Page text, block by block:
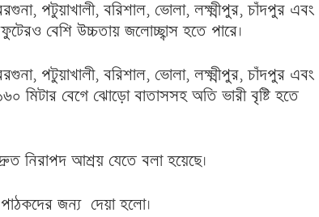
পটুয়াখালী, বরিশাল, ভোলা, লক্ষ্মীপুর, চাঁদপুর এবং
বেশি উচ্চতায় জলোচ্ছ্বাস হতে পারে।
পটুয়াখালী, বরিশাল, ভোলা, লক্ষ্মীপুর, চাঁদপুর এবং
মিটার বেগে ঝোড়ো বাতাসসহ অতি ভারী বৃষ্টি হতে
নিরাপদ আশ্রয় যেতে বলা হয়েছে।
পাঠকদের জন্য দেয়া হলো।